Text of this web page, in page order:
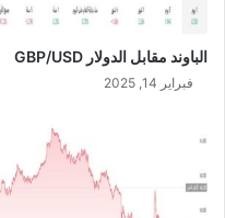
الباوند مقابل الدولار GBP/USD
فبراير 14, 2025